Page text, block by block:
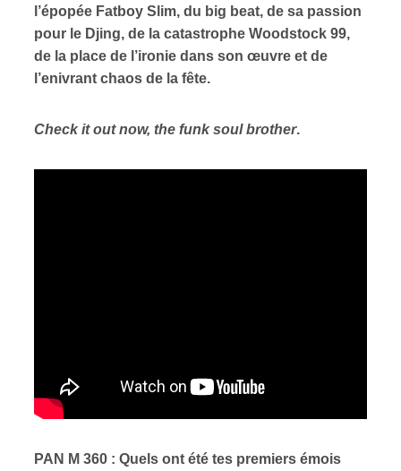
l’épopée Fatboy Slim, du big beat, de sa passion
pour le Djing, de la catastrophe Woodstock 99,
de la place de l’ironie dans son œuvre et de
l’enivrant chaos de la fête.
Check it out now, the funk soul brother.
PAN M 360 : Quels ont été tes premiers émois